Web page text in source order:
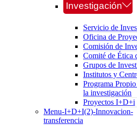
Investigación
Servicio de
Oficina de
Comisión de
Comité de Ética
Grupos de
Institutos y
Programa
la investigación
Proyectos I+D+i
Menu-I+D+I(2)-Innovacion-
transferencia